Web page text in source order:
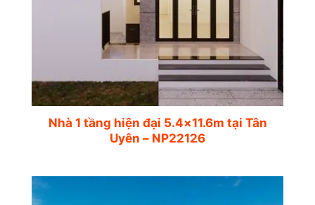
Nhà 1 tầng hiện đại 5.4×11.6m tại Tân
Uyên – NP22126